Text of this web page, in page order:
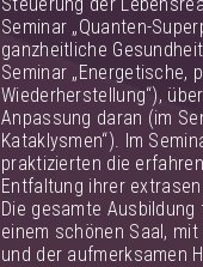
Seminar „Quanten-
ganzheitliche
Seminar „Energetische,
Wiederherstellung“),
Anpassung daran (im
Kataklysmen“). Im
praktizierten die
Entfaltung ihrer
Die gesamte
einem schönen Saal,
und der aufmerksamen